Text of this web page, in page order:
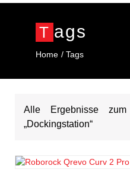
T Ags
Home Tags
Alle Ergebnisse zum
„Dockingstation“